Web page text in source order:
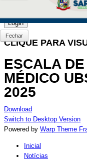
CLIQUE PARA
ESCALA
MÉDICO
2025
Download
Switch to Desktop Version
Powered by Warp Theme
Inicial
Notícias
Fechar